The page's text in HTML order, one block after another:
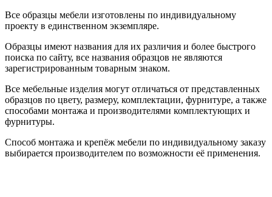
Все образцы мебели изготовлены по индивидуальному
проекту в единственном экземпляре.
Образцы имеют названия для их различия и более быстрого
поиска по сайту, все названия образцов не являются
зарегистрированным товарным знаком.
Все мебельные изделия могут отличаться от представленных
образцов по цвету, размеру, комплектации, фурнитуре, а также
способами монтажа и производителями комплектующих и
фурнитуры.
Способ монтажа и крепёж мебели по индивидуальному заказу
выбирается производителем по возможности её применения.